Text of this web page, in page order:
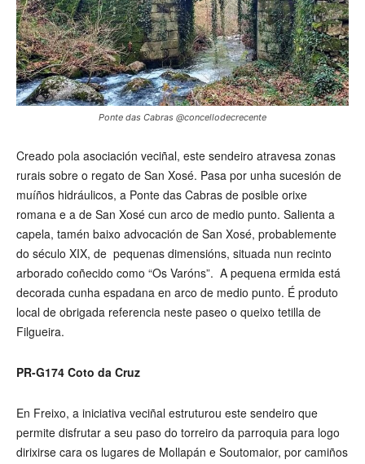
Ponte das Cabras @concellodecrecente
Creado pola asociación veciñal, este sendeiro atravesa zonas
rurais sobre o regato de San Xosé. Pasa por unha sucesión de
muíños hidráulicos, a Ponte das Cabras de posible orixe
romana e a de San Xosé cun arco de medio punto. Salienta a
capela, tamén baixo advocación de San Xosé, probablemente
do século XIX, de pequenas dimensións, situada nun recinto
arborado coñecido como “Os Varóns”. A pequena ermida está
decorada cunha espadana en arco de medio punto. É produto
local de obrigada referencia neste paseo o queixo tetilla de
Filgueira.
PR-G174 Coto da Cruz
En Freixo, a iniciativa veciñal estruturou este sendeiro que
permite disfrutar a seu paso do torreiro da parroquia para logo
dirixirse cara os lugares de Mollapán e Soutomaior, por camiños